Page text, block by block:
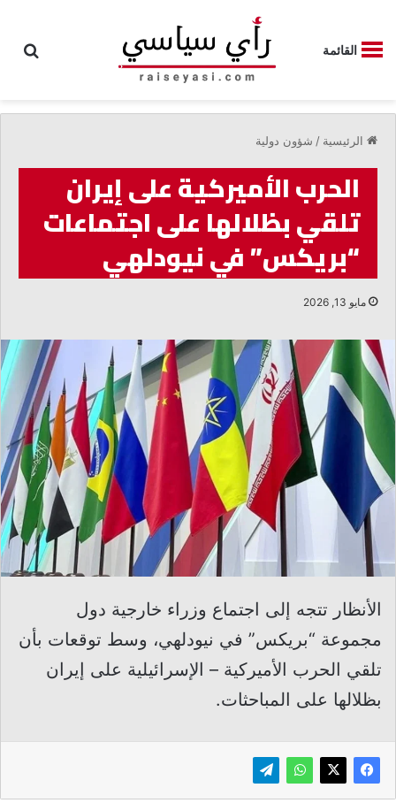
القائمة
الرئيسية / شؤون دولية
الحرب الأميركية على إيران
تلقي بظلالها على اجتماعات
“بريكس” في نيودلهي
مايو 13, 2026
الأنظار تتجه إلى اجتماع وزراء خارجية دول
مجموعة “بريكس” في نيودلهي، وسط توقعات بأن
تلقي الحرب الأميركية – الإسرائيلية على إيران
بظلالها على المباحثات.